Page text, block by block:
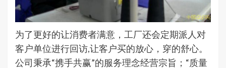
为了更好的让消费者满意，工厂还会定期派人对
客户单位进行回访,让客户买的放心，穿的舒心。
公司秉承“携手共赢”的服务理念经营宗旨；“质量